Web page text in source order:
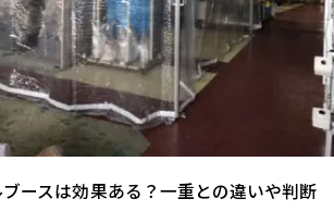
ースは効果ある？一重との違いや判断